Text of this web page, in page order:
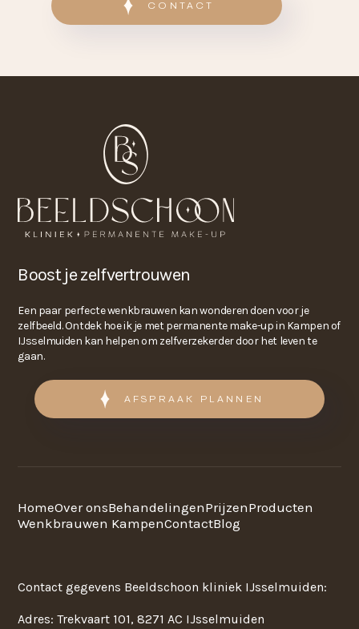
CONTACT
Boost je zelfvertrouwen
Een paar perfecte wenkbrauwen kan wonderen doen voor je
zelfbeeld. Ontdek hoe ik je met permanente make-up in Kampen of
IJsselmuiden kan helpen om zelfverzekerder door het leven te
gaan.
AFSPRAAK PLANNEN
HomeOver onsBehandelingenPrijzenProducten
Wenkbrauwen KampenContactBlog
Contact gegevens Beeldschoon kliniek IJsselmuiden:
Adres: Trekvaart 101, 8271 AC IJsselmuiden